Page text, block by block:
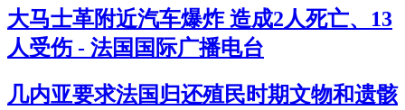
大马士革附近汽车爆炸 造成2人死亡、13
人受伤 - 法国国际广播电台
几内亚要求法国归还殖民时期文物和遗骸